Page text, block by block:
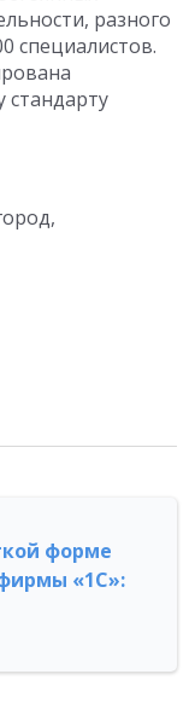
разного
специалистов.
стандарту
форме
«1С»: